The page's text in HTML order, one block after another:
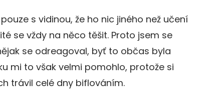
s vidinou, že ho nic jiného než učení
se vždy na něco těšit. Proto jsem se
se odreagoval, byť to občas byla
mi to však velmi pomohlo, protože si
trávil celé dny biflováním.